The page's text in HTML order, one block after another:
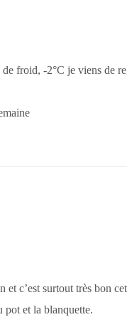
froid, -2°C je viens de
et c’est surtout très bon
pot et la blanquette.